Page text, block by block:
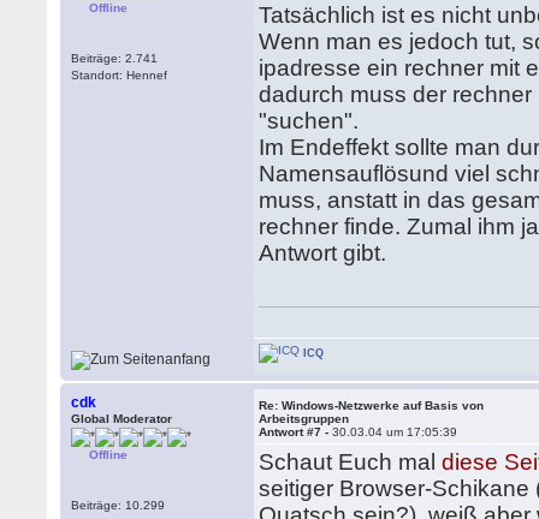
Offline
Beiträge: 2.741
Standort: Hennef
Tatsächlich ist es nicht
Wenn man es jedoch tut,
ipadresse ein rechner mit
dadurch muss der
"suchen".
Im Endeffekt sollte man
Namensauflösund viel
muss, anstatt in das
rechner finde. Zumal ihm
Antwort gibt.
ICQ
cdk
Global Moderator
Offline
Beiträge: 10.299
Re: Windows-Netzwerke auf Basis von
Arbeitsgruppen
Antwort #7 -30.03.04 um 17:05:39
Schaut Euch maldiese
seitiger Browser-